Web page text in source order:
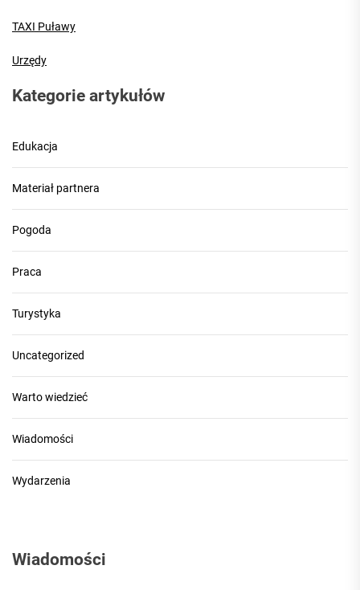
TAXI Puławy
Urzędy
Kategorie artykułów
Edukacja
Materiał partnera
Pogoda
Praca
Turystyka
Uncategorized
Warto wiedzieć
Wiadomości
Wydarzenia
Wiadomości